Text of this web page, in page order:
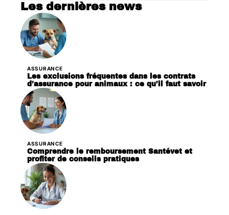
Les dernières news
ASSURANCE
Les exclusions fréquentes dans les contrats
d’assurance pour animaux : ce qu’il faut savoir
ASSURANCE
Comprendre le remboursement Santévet et
profiter de conseils pratiques